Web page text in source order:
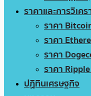
ราคาและการวิเคร
ราคา
ราคา
ราคา
ราคา
ปฏิทินเศรษฐกิจ